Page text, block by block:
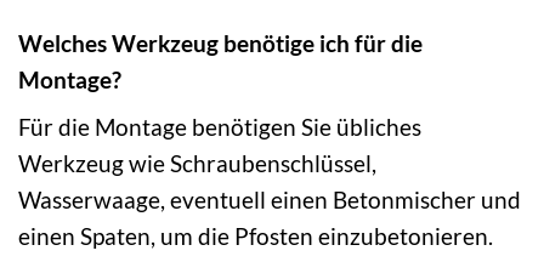
Welches Werkzeug benötige ich für die
Montage?
Für die Montage benötigen Sie übliches
Werkzeug wie Schraubenschlüssel,
Wasserwaage, eventuell einen Betonmischer und
einen Spaten, um die Pfosten einzubetonieren.